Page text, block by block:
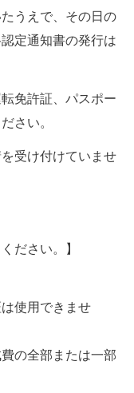
うえで、その日の
定通知書の発行は
免許証、パスポー
さい。
受け付けていませ
ださい。】
使用できませ
の全部または一部